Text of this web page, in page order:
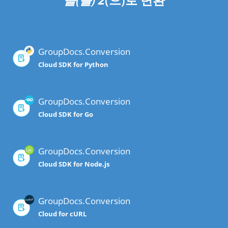
GroupDocs.Conversion
Cloud SDK for Python
GroupDocs.Conversion
Cloud SDK for Go
GroupDocs.Conversion
Cloud SDK for Node.js
GroupDocs.Conversion
Cloud for cURL